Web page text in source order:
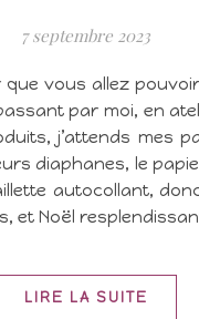
7 septembre 2023
vous allez
par moi, en
j’attends mes
diaphanes, le
autocollant,
et Noël
LIRE LA SUITE